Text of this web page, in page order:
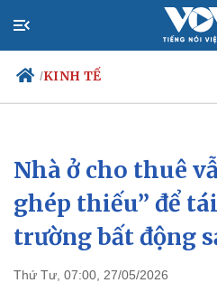
/KINH TẾ
Chính trị
Đảng
Tổ chức nhân sự
Quốc hội
Nhận diện sự thật
Nhà ở cho thuê
ghép thiếu” để
trường bất động
Thứ Tư, 07:00, 27/05/2026